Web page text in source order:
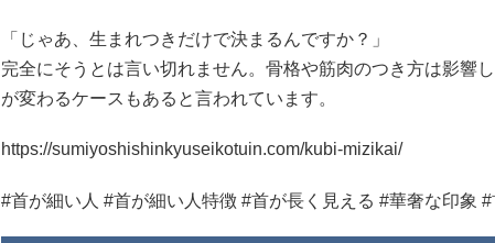
「じゃあ、生まれつきだけで決まるんですか？」
完全にそうとは言い切れません。骨格や筋肉のつき方は影響
が変わるケースもあると言われています。
https://sumiyoshishinkyuseikotuin.com/kubi-mizikai/
#首が細い人 #首が細い人特徴 #首が長く見える #華奢な印象